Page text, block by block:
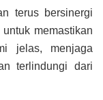
terus bersinergi
memastikan
jelas, menjaga
terlindungi dari